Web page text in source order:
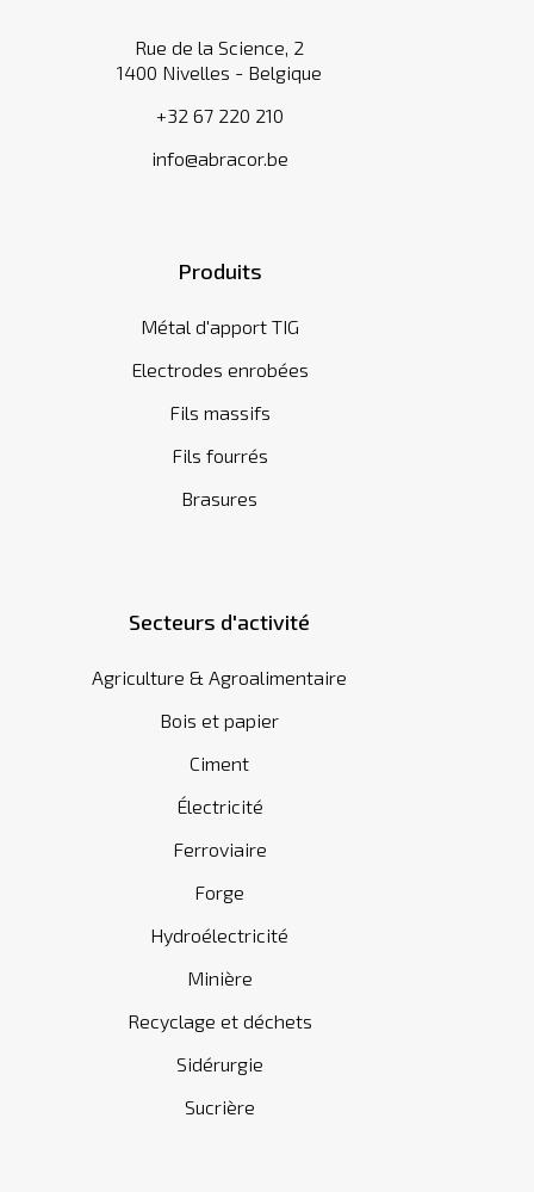
Rue de la Science, 2
1400 Nivelles - Belgique
+32 67 220 210
info@abracor.be
Produits
Métal d'apport TIG
Electrodes enrobées
Fils massifs
Fils fourrés
Brasures
Secteurs d'activité
Agriculture & Agroalimentaire
Bois et papier
Ciment
Électricité
Ferroviaire
Forge
Hydroélectricité
Minière
Recyclage et déchets
Sidérurgie
Sucrière